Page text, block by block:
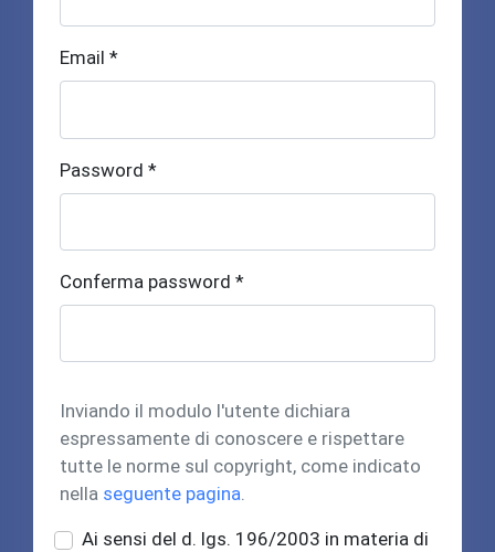
Email *
Password *
Conferma password *
Inviando il modulo l'utente dichiara
espressamente di conoscere e rispettare
tutte le norme sul copyright, come indicato
nella seguente pagina.
Ai sensi del d. lgs. 196/2003 in materia di